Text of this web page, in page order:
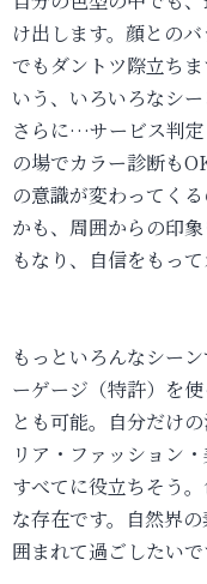
け出します。顔との
でもダントツ際立ち
いう、いろいろなシ
さらに…サービス判
の場でカラー診断も
の意識が変わってく
かも、周囲からの印
もなり、自信をもっ
もっといろんなシー
ーゲージ（特許）を
とも可能。自分だけ
リア・ファッション
すべてに役立ちそう
な存在です。自然界
囲まれて過ごしたいで